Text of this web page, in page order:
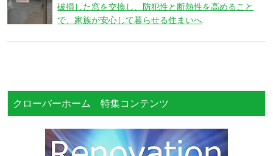
破損した窓を交換し、防犯性と断熱性を高めること
で、家族が安心して暮らせる住まいへ
クローバーホーム 特集コンテンツ